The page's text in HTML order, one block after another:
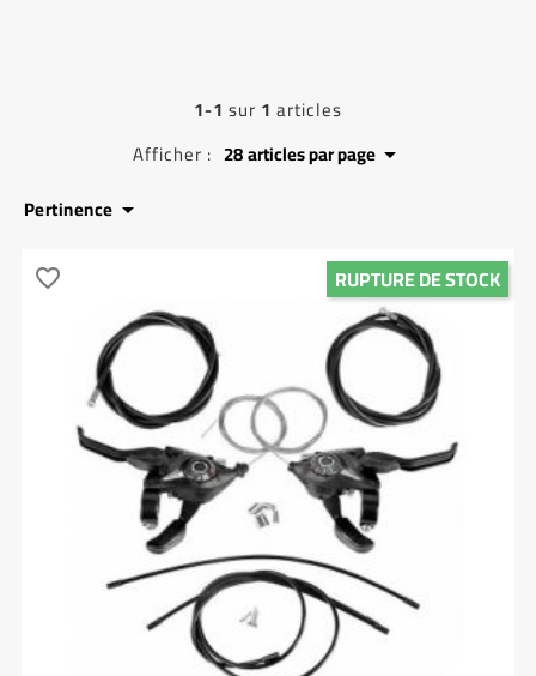
1-1 sur 1 articles
Afficher : 28articles par page
Pertinence 
RUPTURE DE STOCK
favorite_border